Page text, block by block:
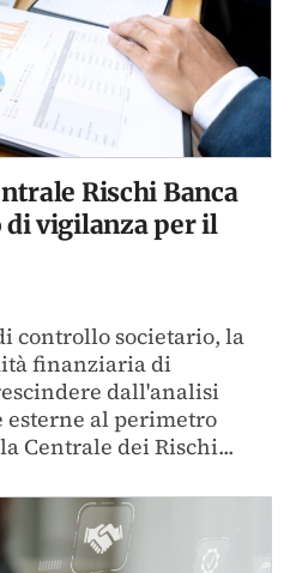
Rischi Banca
vigilanza per il
controllo societario, la
finanziaria di
dall'analisi
al perimetro
Centrale dei Rischi...